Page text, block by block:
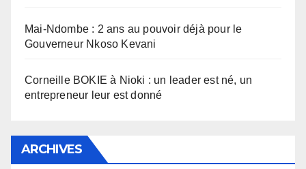
Mai-Ndombe : 2 ans au pouvoir déjà pour le
Gouverneur Nkoso Kevani
Corneille BOKIE à Nioki : un leader est né, un
entrepreneur leur est donné
ARCHIVES